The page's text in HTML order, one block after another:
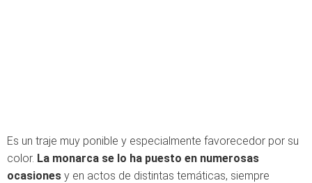
Es un traje muy ponible y especialmente favorecedor por su
color. La monarca se lo ha puesto en numerosas
ocasiones y en actos de distintas temáticas, siempre